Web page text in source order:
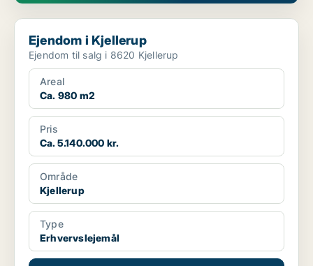
Ejendom i Kjellerup
Ejendom i Kjellerup
Ejendom til salg i 8620 Kjellerup
Areal
Ca. 980 m2
Pris
Ca. 5.140.000 kr.
Område
Kjellerup
Type
Erhvervslejemål